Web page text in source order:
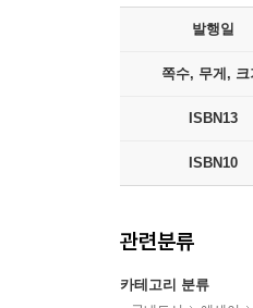
발행일
쪽수, 무게, 크
ISBN13
ISBN10
관련분류
카테고리 분류